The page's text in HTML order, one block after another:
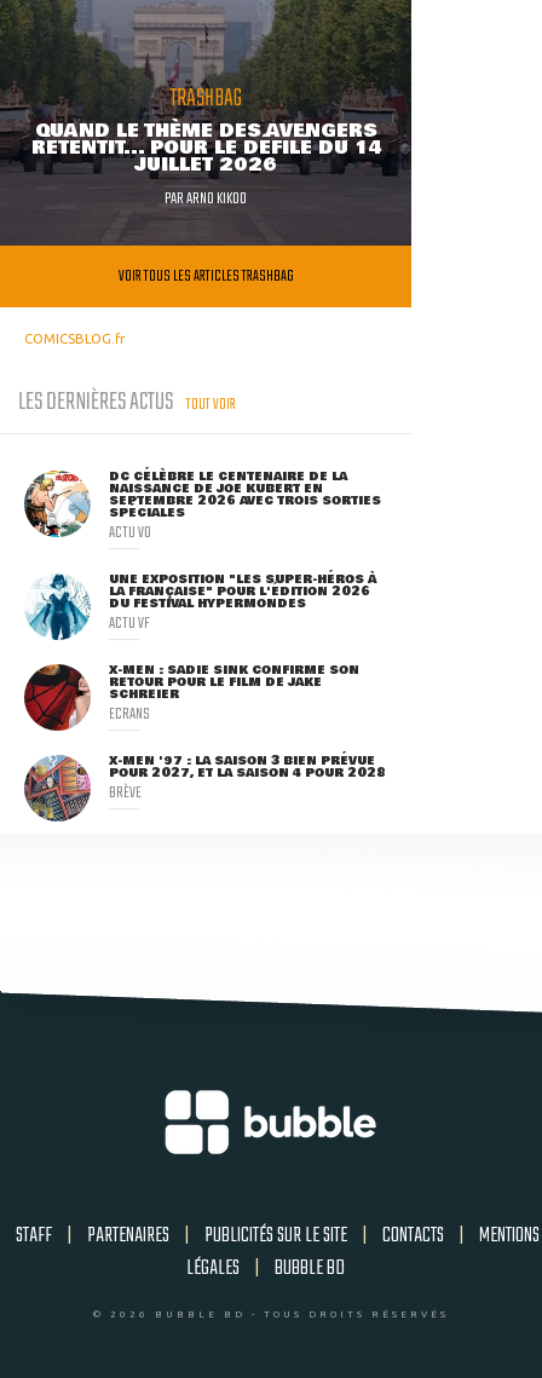
TRASHBAG
QUAND LE THÈME DES AVENGERS
RETENTIT... POUR LE DÉFILÉ DU 14
JUILLET 2026
PARARNO KIKOO
VOIR TOUS LES ARTICLES TRASHBAG
COMICSBLOG.fr
LES DERNIÈRES ACTUS TOUT VOIR
DC CÉLÈBRE LE CENTENAIRE DE LA
NAISSANCE DE JOE KUBERT EN
SEPTEMBRE 2026 AVEC TROIS SORTIES
SPÉCIALES
ACTU VO
UNE EXPOSITION "LES SUPER-HÉROS À
LA FRANÇAISE" POUR L'ÉDITION 2026
DU FESTIVAL HYPERMONDES
ACTU VF
X-MEN : SADIE SINK CONFIRME SON
RETOUR POUR LE FILM DE JAKE
SCHREIER
ECRANS
X-MEN '97 : LA SAISON 3 BIEN PRÉVUE
POUR 2027, ET LA SAISON 4 POUR 2028
BRÈVE
STAFF | PARTENAIRES | PUBLICITÉS SUR LE SITE | CONTACTS | MENTIONS
LÉGALES | BUBBLE BD
© 2026 BUBBLE BD - TOUS DROITS RÉSERVÉS